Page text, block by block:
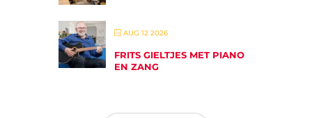
AUG 12 2026
FRITS GIELTJES MET PIANO
EN ZANG